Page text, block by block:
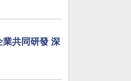
業共同研發 深